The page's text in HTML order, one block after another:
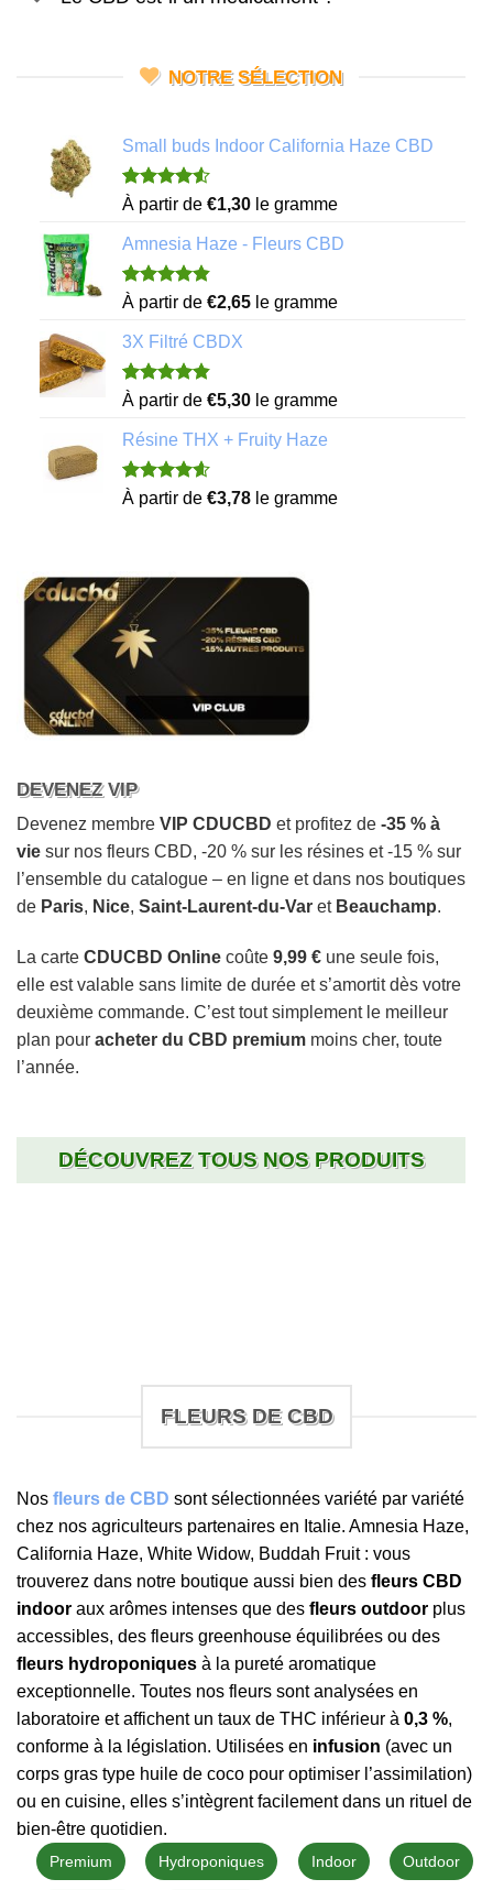
NOTRE SÉLECTION
Small buds Indoor California Haze CBD
Noté4.50
sur 5 basé
sur
4
notations
client
À partir de €1,30le gramme
Amnesia Haze - Fleurs CBD
Noté4.82
sur 5 basé
sur
11
notations
client
À partir de €2,65le gramme
3X Filtré CBDX
Noté4.86
sur 5 basé
sur
7
notations
client
À partir de €5,30le gramme
Résine THX + Fruity Haze
Noté4.57
sur 5 basé
21
À partir de €3,78le gramme
DEVENEZ VIP
Devenez membre VIP CDUCBD et profitez de -35 % à
vie sur nos fleurs CBD, -20 % sur les résines et -15 % sur
l’ensemble du catalogue – en ligne et dans nos boutiques
de Paris, Nice, Saint-Laurent-du-Var et Beauchamp.
La carte CDUCBD Online coûte 9,99 € une seule fois,
elle est valable sans limite de durée et s’amortit dès votre
deuxième commande. C’est tout simplement le meilleur
plan pour acheter du CBD premium moins cher, toute
l’année.
DÉCOUVREZ TOUS NOS PRODUITS
FLEURS DE CBD
Nos fleurs de CBD sont sélectionnées variété par variété
chez nos agriculteurs partenaires en Italie. Amnesia Haze,
California Haze, White Widow, Buddah Fruit : vous
trouverez dans notre boutique aussi bien des fleurs CBD
indoor aux arômes intenses que des fleurs outdoor plus
accessibles, des fleurs greenhouse équilibrées ou des
fleurs hydroponiques à la pureté aromatique
exceptionnelle. Toutes nos fleurs sont analysées en
laboratoire et affichent un taux de THC inférieur à 0,3 %,
conforme à la législation. Utilisées en infusion (avec un
corps gras type huile de coco pour optimiser l’assimilation)
ou en cuisine, elles s’intègrent facilement dans un rituel de
bien-être quotidien.
Premium Hydroponiques Indoor Outdoor